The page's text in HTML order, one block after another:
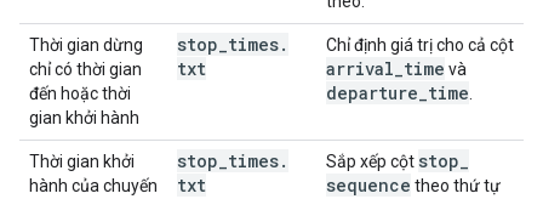
Thời gian dừng
chỉ có thời gian
đến hoặc thời
gian khởi hành
stop times.
txt
Chỉ định giá trị cho cả cột
arrival time và
departure time
Thời gian khởi
hành của chuyến
stop times.
txt
Sắp xếp cột stop
sequence theo thứ tự